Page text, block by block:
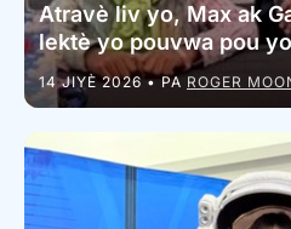
Atravè liv yo, Max ak
lektè yo pouvwa pou
14 JIYÈ 2026 • PA ROGER